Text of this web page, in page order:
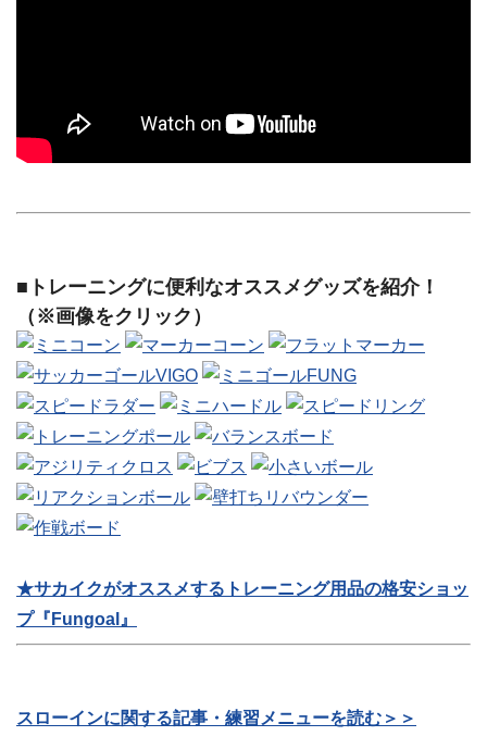
■トレーニングに便利なオススメグッズを紹介！
（※画像をクリック）
★サカイクがオススメするトレーニング用品の格安ショッ
プ『Fungoal』
スローインに関する記事・練習メニューを読む＞＞